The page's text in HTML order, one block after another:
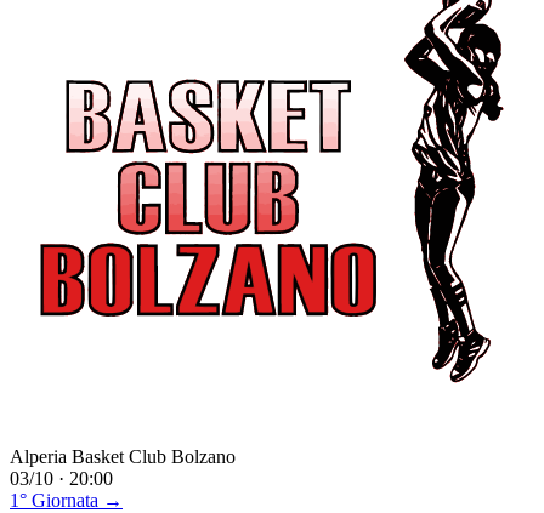
Alperia Basket Club Bolzano
03/10 · 20:00
1° Giornata →